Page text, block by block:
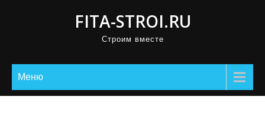
FITA-STROI.RU
Строим вместе
Меню